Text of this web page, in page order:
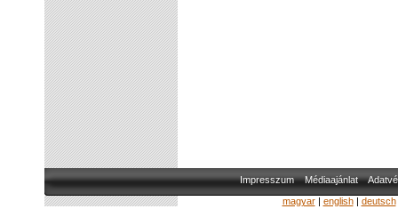
Impresszum Médiaajánlat
magyar| english| deutsch